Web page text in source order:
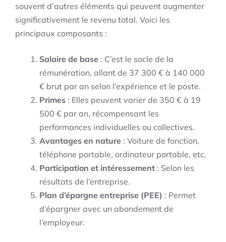
souvent d’autres éléments qui peuvent augmenter
significativement le revenu total. Voici les
principaux composants :
Salaire de base : C’est le socle de la
rémunération, allant de 37 300 € à 140 000
€ brut par an selon l’expérience et le poste.
Primes : Elles peuvent varier de 350 € à 19
500 € par an, récompensant les
performances individuelles ou collectives.
Avantages en nature : Voiture de fonction,
téléphone portable, ordinateur portable, etc.
Participation et intéressement : Selon les
résultats de l’entreprise.
Plan d’épargne entreprise (PEE) : Permet
d’épargner avec un abondement de
l’employeur.